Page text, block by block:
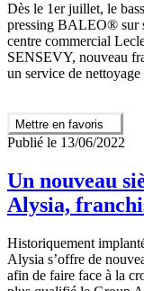
Dès le 1er juillet, le
pressing BALEO® sur
centre commercial
SENSEVY, nouveau
un service de
Mettre en favoris
Publié le 13/06/2022
Un nouveau
Alysia,
Historiquement
Alysia s’offre de
afin de faire face à la